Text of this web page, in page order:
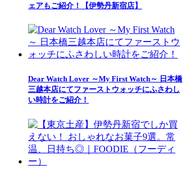
ェアもご紹介！【伊勢丹新宿店】
Dear Watch Lover ～My First Watch～ 日本橋
三越本店にてファーストウォッチにふさわし
い時計をご紹介！